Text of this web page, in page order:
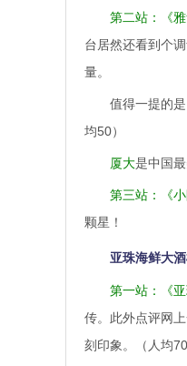
第二站：《雅
台居然还看到个
量。
值得一提的
均50）
厦大是中国
第三站：《小
颗星！
亚珠海鲜大
第一站：《亚
传。此外点评网
刻印象。（人均70